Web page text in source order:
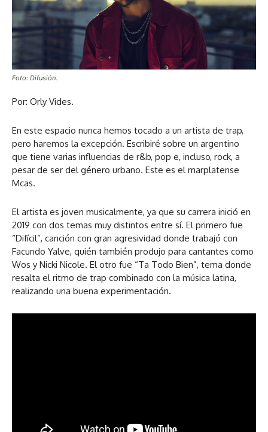
Foto: Difusión.
Por: Orly Vides.
En este espacio nunca hemos tocado a un artista de trap,
pero haremos la excepción. Escribiré sobre un argentino
que tiene varias influencias de r&b, pop e, incluso, rock, a
pesar de ser del género urbano. Este es el marplatense
Mcas.
El artista es joven musicalmente, ya que su carrera inició en
2019 con dos temas muy distintos entre sí. El primero fue
“Difícil”, canción con gran agresividad donde trabajó con
Facundo Yalve, quién también produjo para cantantes como
Wos y Nicki Nicole. El otro fue “Ta Todo Bien”, tema donde
resalta el ritmo de trap combinado con la música latina,
realizando una buena experimentación.